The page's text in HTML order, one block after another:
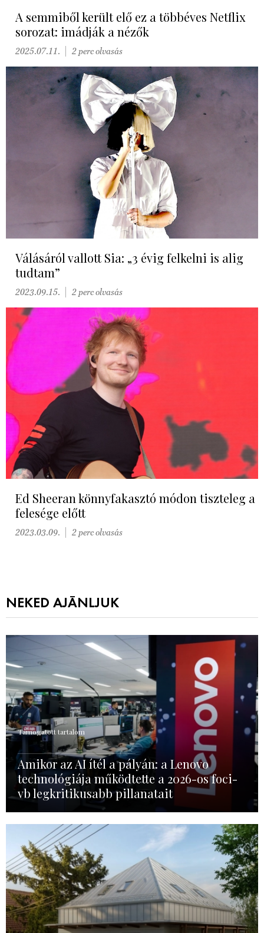
A semmiből került elő ez a többéves Netflix
sorozat: imádják a nézők
2025.07.11. 2 perc olvasás
Válásáról vallott Sia: „3 évig felkelni is alig
tudtam”
2023.09.15. 2 perc olvasás
Ed Sheeran könnyfakasztó módon tiszteleg a
felesége előtt
2023.03.09. 2 perc olvasás
NEKED AJÁNLJUK
Támogatott tartalom
Amikor az AI ítél a pályán: a Lenovo
technológiája működtette a 2026-os foci-
vb legkritikusabb pillanatait